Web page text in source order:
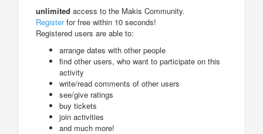
unlimited access to the Makis Community.
Registerfor free within 10 seconds!
Registered users are able to:
arrange dates with other people
find other users, who want to participate on this
activity
write/read comments of other users
see/give ratings
buy tickets
join activities
and much more!